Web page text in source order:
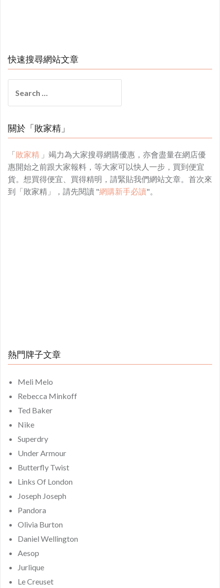
快速搜尋網站文章
for:
關於「敗家精」
「敗家精 」竭力為大家搜尋網購優惠，亦會盡量在網店優
惠開始之前跟大家報料，等大家可以快人一步，買到便宜
貨。想買得便宜、買得精明，請緊貼我們網站文章。首次來
到「敗家精」，請先閱讀 "網購新手必讀"。
熱門牌子文章
Meli Melo
Rebecca Minkoff
Ted Baker
Nike
Superdry
Under Armour
Butterfly Twist
Links Of London
Joseph Joseph
Pandora
Olivia Burton
Daniel Wellington
Aesop
Jurlique
Le Creuset